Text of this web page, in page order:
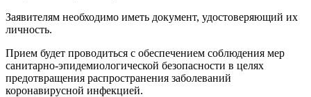
Заявителям необходимо иметь документ, удостоверяющий их
личность.
Прием будет проводиться с обеспечением соблюдения мер
санитарно-эпидемиологической безопасности в целях
предотвращения распространения заболеваний
коронавирусной инфекцией.